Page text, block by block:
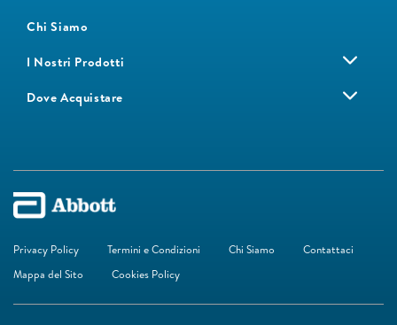
Chi Siamo
I Nostri Prodotti
Dove Acquistare
Privacy Policy Termini e Condizioni Chi Siamo
Contattaci
Mappa del Sito
Cookies Policy